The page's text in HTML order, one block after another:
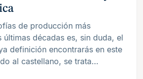
de producción más
últimas décadas es, sin duda, el
definición encontrarás en este
al castellano, se trata…